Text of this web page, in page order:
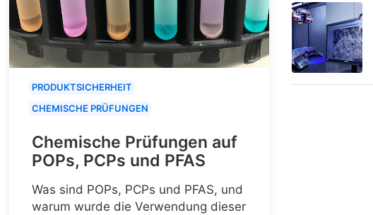
PRODUKTSICHERHEIT
CHEMISCHE PRÜFUNGEN
Chemische Prüfungen auf
POPs, PCPs und PFAS
Was sind POPs, PCPs und PFAS, und
warum wurde die Verwendung dieser